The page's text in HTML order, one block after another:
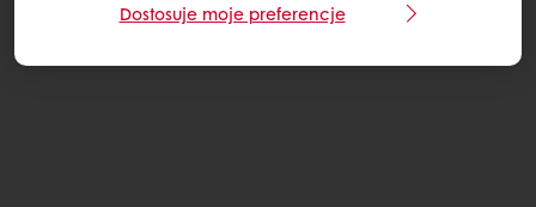
Dostosuje moje preferencje